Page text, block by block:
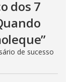
dos 7
de sucesso